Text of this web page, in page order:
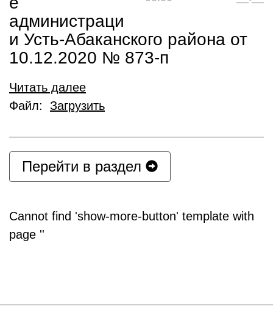
администраци
и Усть-Абаканского района от
10.12.2020 № 873-п
Читать далее
Файл: Загрузить
Перейти в раздел
Cannot find 'show-more-button' template with
page ''